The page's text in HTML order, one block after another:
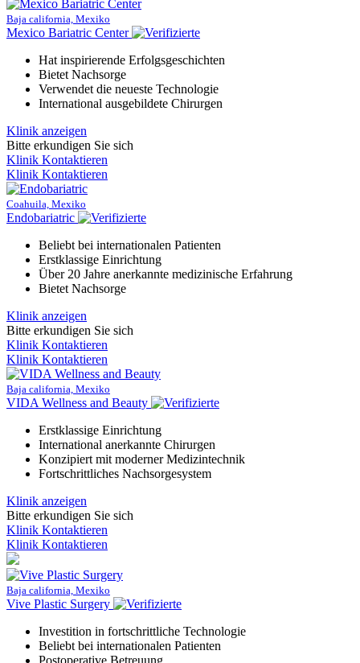
Baja california, Mexiko
Mexico Bariatric Center
Hat inspirierende Erfolgsgeschichten
Bietet Nachsorge
Verwendet die neueste Technologie
International ausgebildete Chirurgen
Klinik anzeigen
Bitte erkundigen Sie sich
Klinik Kontaktieren
Klinik Kontaktieren
Coahuila, Mexiko
Endobariatric
Beliebt bei internationalen Patienten
Erstklassige Einrichtung
Über 20 Jahre anerkannte medizinische Erfahrung
Bietet Nachsorge
Klinik anzeigen
Bitte erkundigen Sie sich
Klinik Kontaktieren
Klinik Kontaktieren
Baja california, Mexiko
VIDA Wellness and Beauty
Erstklassige Einrichtung
International anerkannte Chirurgen
Konzipiert mit moderner Medizintechnik
Fortschrittliches Nachsorgesystem
Klinik anzeigen
Bitte erkundigen Sie sich
Klinik Kontaktieren
Klinik Kontaktieren
Baja california, Mexiko
Vive Plastic Surgery
Investition in fortschrittliche Technologie
Beliebt bei internationalen Patienten
Postoperative Betreuung